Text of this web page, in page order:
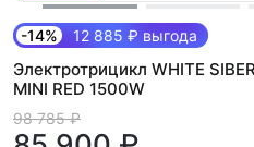
-14% 12 885 ₽ выгода
Электротрицикл WHITE
MINI RED 1500W
98 785 ₽